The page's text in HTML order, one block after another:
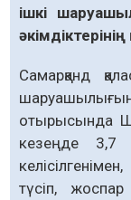
ішкі
Самарқанд
отырысында
кезеңде 3,7
түсіп,